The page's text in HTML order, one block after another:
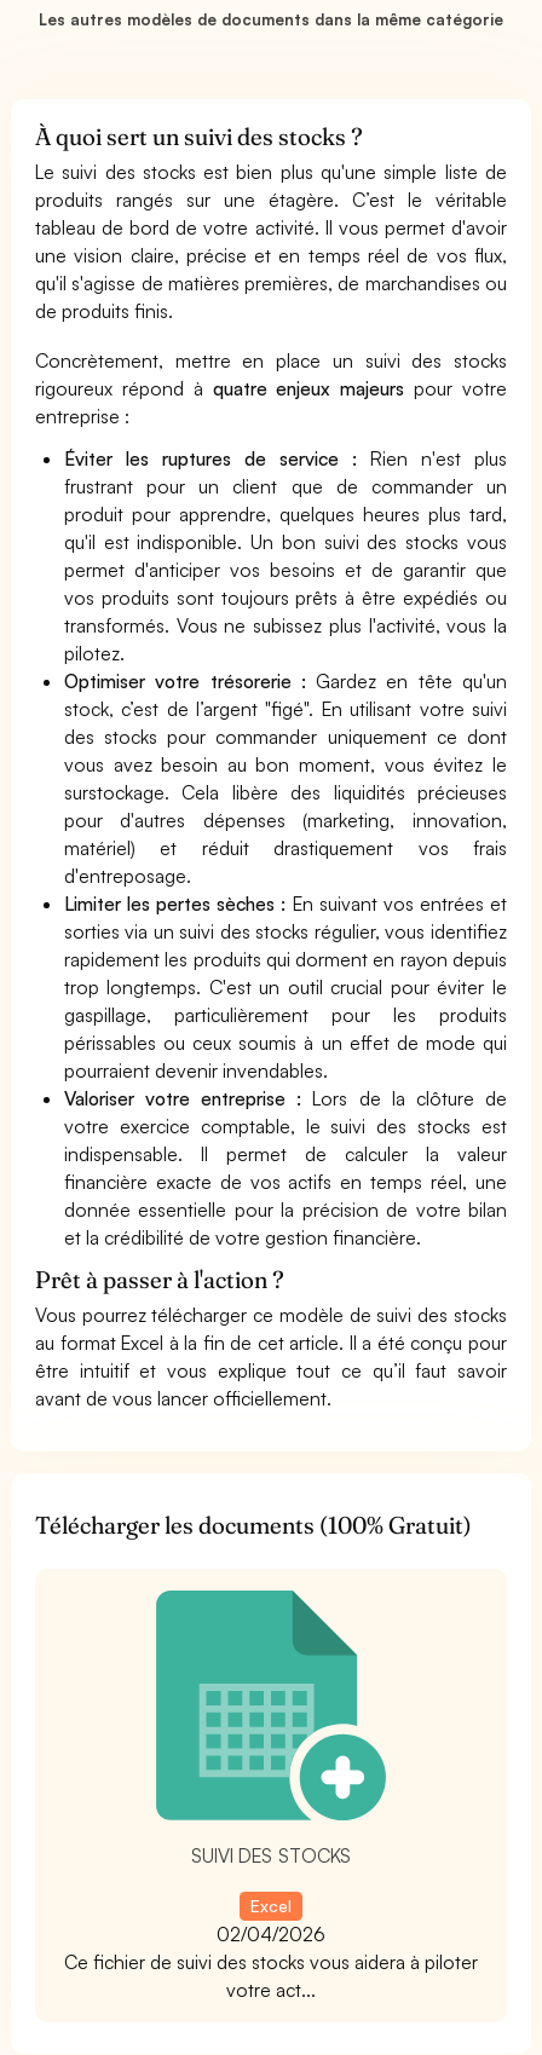
Les autres modèles de documents dans la même catégorie
À quoi sert un suivi des stocks ?
Le suivi des stocks est bien plus qu'une simple liste de
produits rangés sur une étagère. C’est le véritable
tableau de bord de votre activité. Il vous permet d'avoir
une vision claire, précise et en temps réel de vos flux,
qu'il s'agisse de matières premières, de marchandises ou
de produits finis.
Concrètement, mettre en place un suivi des stocks
rigoureux répond à quatre enjeux majeurs pour votre
entreprise :
Éviter les ruptures de service : Rien n'est plus
frustrant pour un client que de commander un
produit pour apprendre, quelques heures plus tard,
qu'il est indisponible. Un bon suivi des stocks vous
permet d'anticiper vos besoins et de garantir que
vos produits sont toujours prêts à être expédiés ou
transformés. Vous ne subissez plus l'activité, vous la
pilotez.
Optimiser votre trésorerie : Gardez en tête qu'un
stock, c’est de l’argent "figé". En utilisant votre suivi
des stocks pour commander uniquement ce dont
vous avez besoin au bon moment, vous évitez le
surstockage. Cela libère des liquidités précieuses
pour d'autres dépenses (marketing, innovation,
matériel) et réduit drastiquement vos frais
d'entreposage.
Limiter les pertes sèches : En suivant vos entrées et
sorties via un suivi des stocks régulier, vous identifiez
rapidement les produits qui dorment en rayon depuis
trop longtemps. C'est un outil crucial pour éviter le
gaspillage, particulièrement pour les produits
périssables ou ceux soumis à un effet de mode qui
pourraient devenir invendables.
Valoriser votre entreprise : Lors de la clôture de
votre exercice comptable, le suivi des stocks est
indispensable. Il permet de calculer la valeur
financière exacte de vos actifs en temps réel, une
donnée essentielle pour la précision de votre bilan
et la crédibilité de votre gestion financière.
Prêt à passer à l'action ?
Vous pourrez télécharger ce modèle de suivi des stocks
au format Excel à la fin de cet article. Il a été conçu pour
être intuitif et vous explique tout ce qu’il faut savoir
avant de vous lancer officiellement.
Télécharger les documents (100% Gratuit)
SUIVI DES STOCKS
Excel
02/04/2026
Ce fichier de suivi des stocks vous aidera à piloter
votre act...